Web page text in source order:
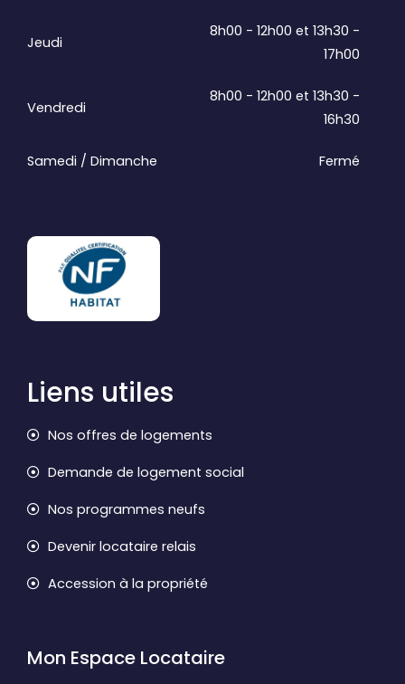
Jeudi
8h00 - 12h00 et 13h30 -
17h00
Vendredi
8h00 - 12h00 et 13h30 -
16h30
Samedi / Dimanche Fermé
Liens utiles
Nos offres de logements
Demande de logement social
Nos programmes neufs
Devenir locataire relais
Accession à la propriété
Mon Espace Locataire